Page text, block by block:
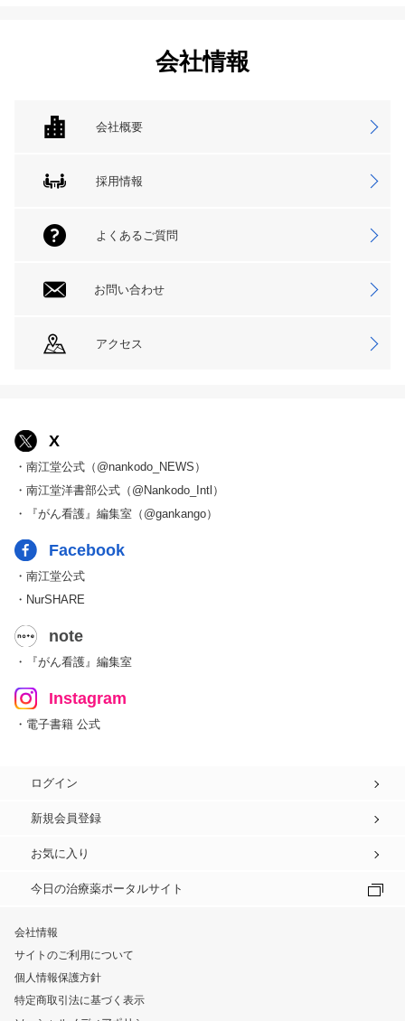
会社情報
会社概要
採用情報
よくあるご質問
お問い合わせ
アクセス
X
・南江堂公式（@nankodo_NEWS）
・南江堂洋書部公式（@Nankodo_Intl）
・『がん看護』編集室（@gankango）
Facebook
・南江堂公式
・NurSHARE
note
・『がん看護』編集室
Instagram
・電子書籍 公式
ログイン
新規会員登録
お気に入り
今日の治療薬ポータルサイト
会社情報
サイトのご利用について
個人情報保護方針
特定商取引法に基づく表示